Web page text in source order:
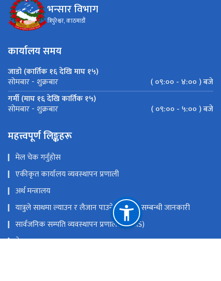
भन्सार विभाग
त्रिपुरेश्वर, काठमाडौं
कार्यालय समय
जाडो (कार्तिक १६ देखि माघ १५)
सोमबार - शुक्रबार
( ०९:०० - ४:०० ) बजे
गर्मी (माघ १६ देखि कार्तिक १५)
सोमबार - शुक्रबार ( ०९:०० - ५:०० ) बजे
महत्त्वपूर्ण लिङ्कहरू
मेल चेक गर्नुहोस
एकीकृत कार्यालय व्यवस्थापन प्रणाली
अर्थ मन्त्रालय
यात्रुले साथमा ल्याउन र लैजान पाउने मालवस्तु सम्बन्धी जानकारी
सार्वजनिक सम्पति व्यवस्थापन प्रणाली (PAMS)
नेपाल राजपत्र